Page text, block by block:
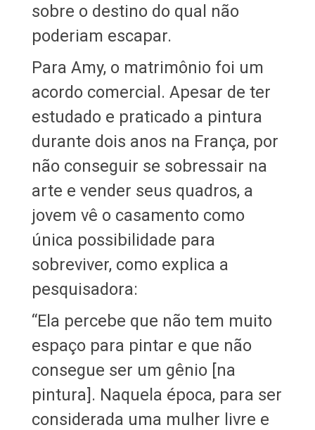
sobre o destino do qual não
poderiam escapar.
Para Amy, o matrimônio foi um
acordo comercial. Apesar de ter
estudado e praticado a pintura
durante dois anos na França, por
não conseguir se sobressair na
arte e vender seus quadros, a
jovem vê o casamento como
única possibilidade para
sobreviver, como explica a
pesquisadora:
“Ela percebe que não tem muito
espaço para pintar e que não
consegue ser um gênio [na
pintura]. Naquela época, para ser
considerada uma mulher livre e